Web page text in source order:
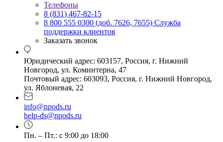
Телефоны
8 (831) 467-82-15
8 800 555 0300 (доб. 7626, 7655) Служба
поддержки клиентов
Заказать звонок
Юридический адрес: 603157, Россия, г. Нижний
Новгород, ул. Коминтерна, 47
Почтовый адрес: 603093, Россия, г. Нижний Новгород,
ул. Яблоневая, 22
info@npods.ru
help-ds@npods.ru
Пн. – Пт.: с 9:00 до 18:00